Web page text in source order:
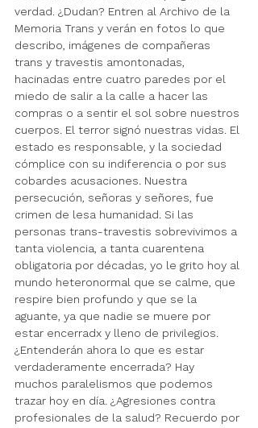
verdad. ¿Dudan? Entren al Archivo de la
Memoria Trans y verán en fotos lo que
describo, imágenes de compañeras
trans y travestis amontonadas,
hacinadas entre cuatro paredes por el
miedo de salir a la calle a hacer las
compras o a sentir el sol sobre nuestros
cuerpos. El terror signó nuestras vidas. El
estado es responsable, y la sociedad
cómplice con su indiferencia o por sus
cobardes acusaciones. Nuestra
persecución, señoras y señores, fue
crimen de lesa humanidad. Si las
personas trans-travestis sobrevivimos a
tanta violencia, a tanta cuarentena
obligatoria por décadas, yo le grito hoy al
mundo heteronormal que se calme, que
respire bien profundo y que se la
aguante, ya que nadie se muere por
estar encerradx y lleno de privilegios.
¿Entenderán ahora lo que es estar
verdaderamente encerrada? Hay
muchos paralelismos que podemos
trazar hoy en día. ¿Agresiones contra
profesionales de la salud? Recuerdo por